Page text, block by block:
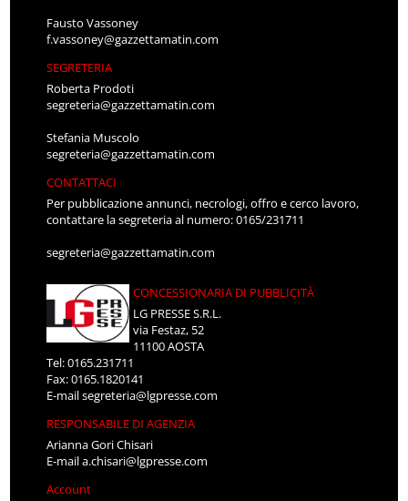
Fausto Vassoney
f.vassoney@gazzettamatin.com
SEGRETERIA
Roberta Prodoti
segreteria@gazzettamatin.com
Stefania Muscolo
segreteria@gazzettamatin.com
CONTATTACI
Per pubblicazione annunci, necrologi, offro e cerco lavoro,
contattare la segreteria al numero: 0165/231711
segreteria@gazzettamatin.com
CONCESSIONARIA DI PUBBLICITÀ
LG PRESSE S.R.L.
via Festaz, 52
11100 AOSTA
Tel: 0165.231711
Fax: 0165.1820141
E-mailsegreteria@lgpresse.com
RESPONSABILE DI AGENZIA
Arianna Gori Chisari
E-maila.chisari@lgpresse.com
Account